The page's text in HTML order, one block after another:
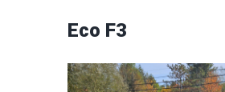
Eco F3